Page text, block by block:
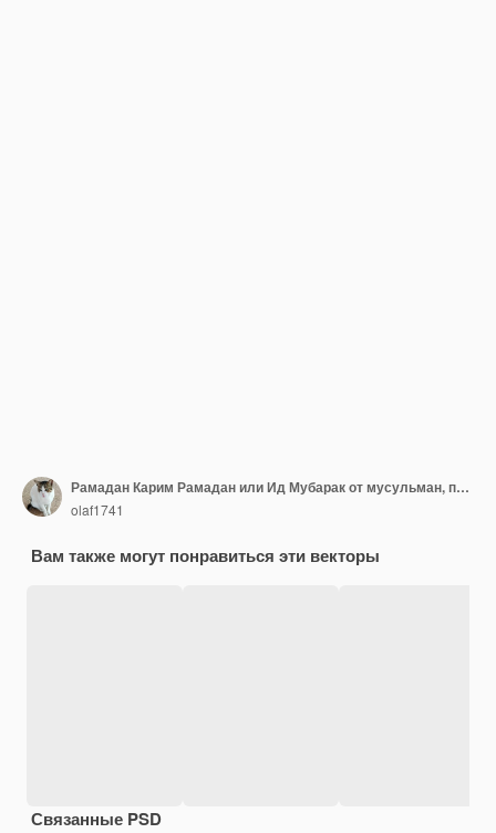
Рамадан Карим Рамадан или Ид Мубарак от мусульман, приветствующих фон Исламский с золотым узором и кристаллами на цветном фоне бумаги Перевод Рамадан Карим
olaf1741
Вам также могут понравиться эти векторы
Связанные PSD